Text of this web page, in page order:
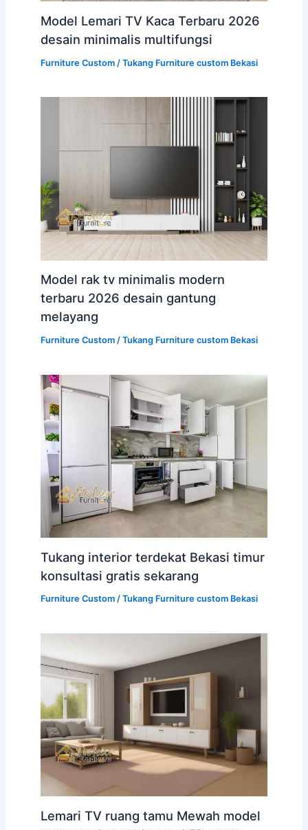
Model Lemari TV Kaca Terbaru 2026
desain minimalis multifungsi
Furniture Custom/ Tukang Furniture custom Bekasi
Model rak tv minimalis modern
terbaru 2026 desain gantung
melayang
Furniture Custom/ Tukang Furniture custom Bekasi
Tukang interior terdekat Bekasi timur
konsultasi gratis sekarang
Furniture Custom/ Tukang Furniture custom Bekasi
Lemari TV ruang tamu Mewah model